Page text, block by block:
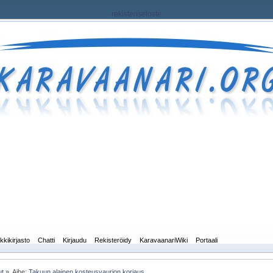
rekisteriseloste
Chatti Kirjaudu Rekisteröidy KaravaanariWiki Portaali